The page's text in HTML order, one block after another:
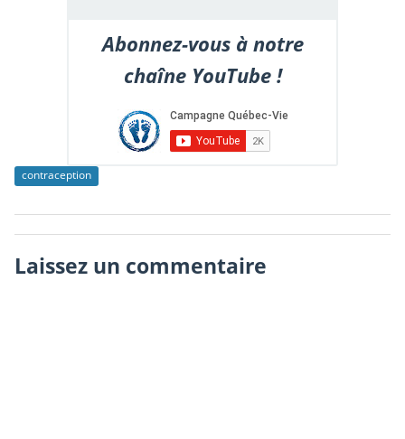
Abonnez-vous à notre
chaîne YouTube !
contraception
Laissez un commentaire